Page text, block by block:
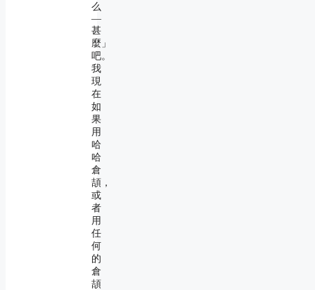
么
―
甚
麼」
吧。
我
現
在
如
果
用
哈
哈
倉
頡，
或
者
用
任
何
的
倉
頡